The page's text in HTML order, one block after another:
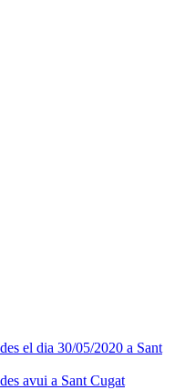
el dia 30/05/2020 a Sant
avui a Sant Cugat